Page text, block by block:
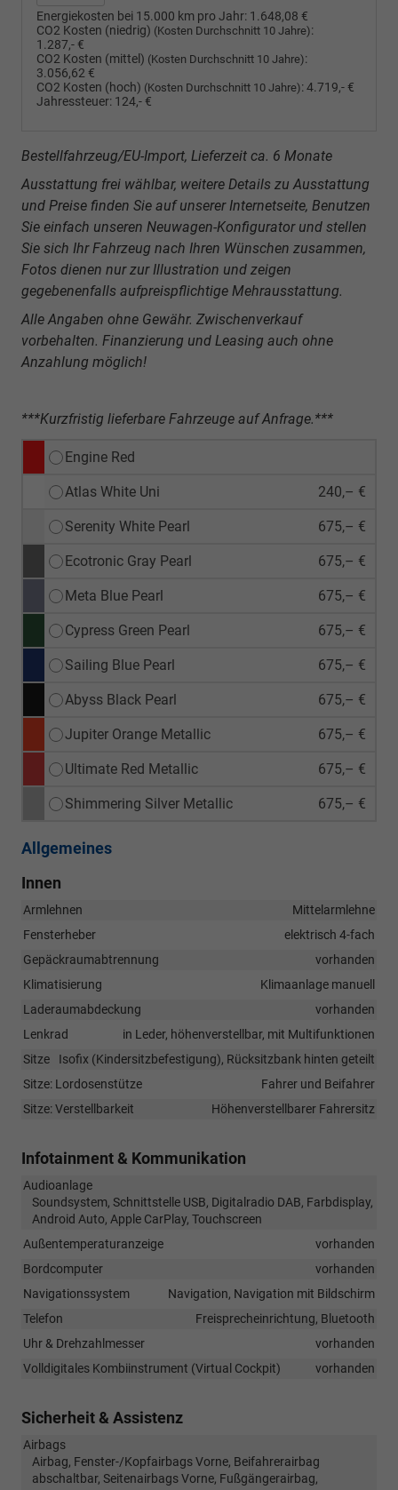
Energiekosten bei 15.000 km pro Jahr: 1.648,08 €
CO2 Kosten (niedrig) (Kosten Durchschnitt 10 Jahre):
1.287,- €
CO2 Kosten (mittel) (Kosten Durchschnitt 10 Jahre):
3.056,62 €
CO2 Kosten (hoch) (Kosten Durchschnitt 10 Jahre):4.719,- €
Jahressteuer: 124,- €
Bestellfahrzeug/EU-Import, Lieferzeit ca. 6 Monate
Ausstattung frei wählbar, weitere Details zu Ausstattung
und Preise finden Sie auf unserer Internetseite, Benutzen
Sie einfach unseren Neuwagen-Konfigurator und stellen
Sie sich Ihr Fahrzeug nach Ihren Wünschen zusammen,
Fotos dienen nur zur Illustration und zeigen
gegebenenfalls aufpreispflichtige Mehrausstattung.
Alle Angaben ohne Gewähr. Zwischenverkauf
vorbehalten. Finanzierung und Leasing auch ohne
Anzahlung möglich!
***Kurzfristig lieferbare Fahrzeuge auf Anfrage.***
Engine Red
Atlas White Uni 240,– €
Serenity White Pearl 675,– €
Ecotronic Gray Pearl 675,– €
Meta Blue Pearl 675,– €
Cypress Green Pearl 675,– €
Sailing Blue Pearl 675,– €
Abyss Black Pearl 675,– €
Jupiter Orange Metallic 675,– €
Ultimate Red Metallic 675,– €
Shimmering Silver Metallic 675,– €
Allgemeines
Innen
Armlehnen
Mittelarmlehne
Fensterheber
elektrisch 4-fach
Gepäckraumabtrennung
vorhanden
Klimatisierung
Klimaanlage manuell
Laderaumabdeckung
vorhanden
Lenkrad
in Leder, höhenverstellbar, mit Multifunktionen
Sitze
Isofix (Kindersitzbefestigung), Rücksitzbank hinten geteilt
Sitze: Lordosenstütze
Fahrer und Beifahrer
Sitze: Verstellbarkeit
Höhenverstellbarer Fahrersitz
Infotainment & Kommunikation
Audioanlage
Soundsystem, Schnittstelle USB, Digitalradio DAB, Farbdisplay,
Android Auto, Apple CarPlay, Touchscreen
Außentemperaturanzeige
vorhanden
Bordcomputer
vorhanden
Navigationssystem
Navigation, Navigation mit Bildschirm
Telefon
Freisprecheinrichtung, Bluetooth
Uhr & Drehzahlmesser
vorhanden
Volldigitales Kombiinstrument (Virtual Cockpit)
vorhanden
Sicherheit & Assistenz
Airbags
Airbag, Fenster-/Kopfairbags Vorne, Beifahrerairbag
abschaltbar, Seitenairbags Vorne, Fußgängerairbag,